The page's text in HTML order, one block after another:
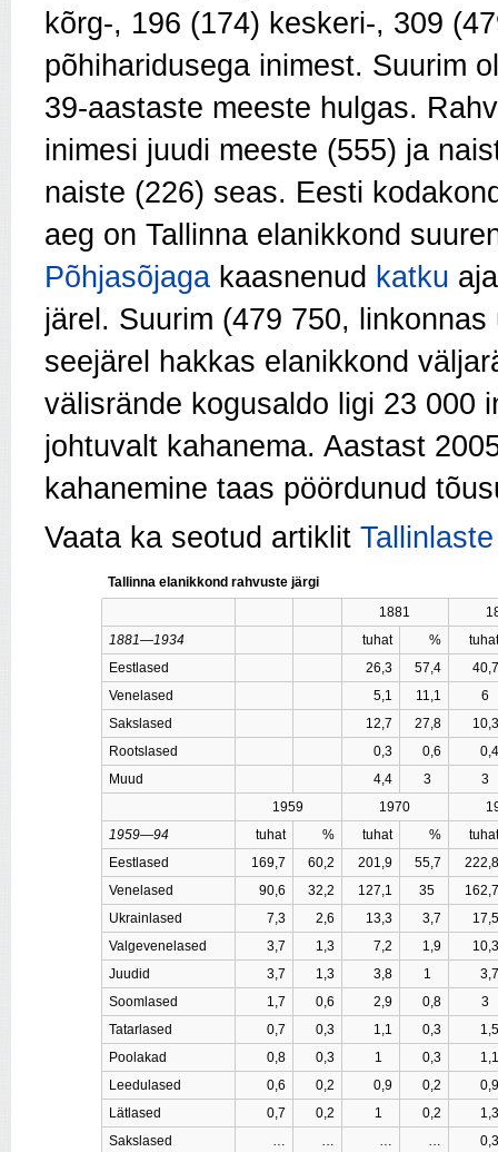
kõrg-, 196 (174) keskeri-, 309
põhiharidusega inimest. Suurim
39-aastaste meeste hulgas.
inimesi juudi meeste (555) ja
naiste (226) seas. Eesti
aeg on Tallinna elanikkond
Põhjasõjaga kaasnenud katku
järel. Suurim (479 750,
seejärel hakkas elanikkond
välisrände kogusaldo ligi 23 000
johtuvalt kahanema. Aastast
kahanemine taas pöördunud
Vaata ka seotud artiklit
Tallinna elanikkond rahvuste järgi
1881
1881—1934
tuhat %
tuhat
Eestlased
26,3 57,4
40,7
Venelased
5,1 11,1
6
Sakslased
12,7 27,8
10,3
Rootslased
0,3 0,6
0,4
Muud
4,4 3
3
1959
1970
1959—94
tuhat % tuhat %
tuhat
Eestlased
169,7 60,2 201,9 55,7
222,8
Venelased
90,6 32,2 127,1 35
162,7
Ukrainlased
7,3 2,6 13,3 3,7
17,5
Valgevenelased
3,7 1,3 7,2 1,9
10,3
Juudid
3,7 1,3 3,8 1
3,7
Soomlased
1,7 0,6 2,9 0,8
3
Tatarlased
0,7 0,3 1,1 0,3
1,5
Poolakad
0,8 0,3 1 0,3
1,1
Leedulased
0,6 0,2 0,9 0,2
0,9
Lätlased
0,7 0,2 1 0,2
1,3
Sakslased
… … … … 0,3